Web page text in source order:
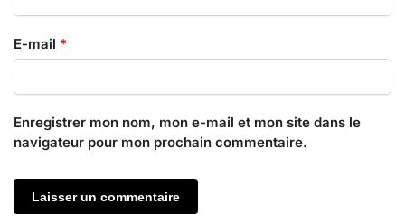
E-mail *
Enregistrer mon nom, mon e-mail et mon site dans le
navigateur pour mon prochain commentaire.